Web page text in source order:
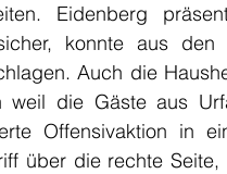
Eidenberg
konnte aus
Auch die
die Gäste aus
Offensivaktion in
über die rechte